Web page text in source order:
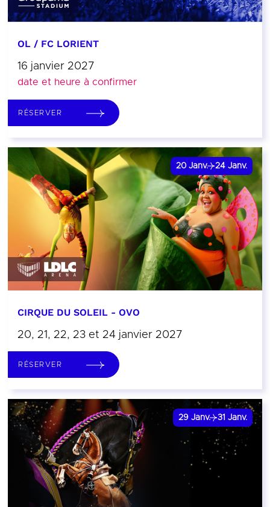
OL / FC LORIENT
16 janvier 2027
date et heure à confirmer
RÉSERVER
20 Janv. 24 Janv.
CIRQUE DU SOLEIL - OVO
20, 21, 22, 23 et 24 janvier 2027
RÉSERVER
29 Janv. 31 Janv.